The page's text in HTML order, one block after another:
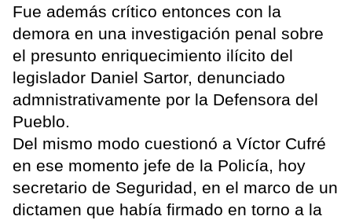
Fue además crítico entonces con la
demora en una investigación penal sobre
el presunto enriquecimiento ilícito del
legislador Daniel Sartor, denunciado
admnistrativamente por la Defensora del
Pueblo.
Del mismo modo cuestionó a Víctor Cufré
en ese momento jefe de la Policía, hoy
secretario de Seguridad, en el marco de un
dictamen que había firmado en torno a la